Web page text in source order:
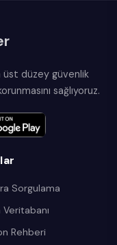
üst düzey güvenlik
sağlıyoruz.
Sorgulama
Rehberi